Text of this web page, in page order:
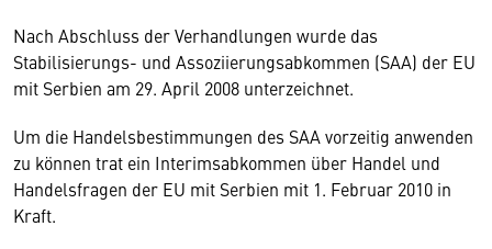
Nach Abschluss der Verhandlungen wurde das
Stabilisierungs- und Assoziierungsabkommen (SAA) der EU
mit Serbien am 29. April 2008 unterzeichnet.
Um die Handelsbestimmungen des SAA vorzeitig anwenden
zu können trat ein Interimsabkommen über Handel und
Handelsfragen der EU mit Serbien mit 1. Februar 2010 in
Kraft.